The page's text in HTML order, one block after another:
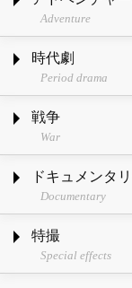
Adventure
時代劇
Period drama
戦争
War
ドキュメンタ
Documentary
特撮
Special effects